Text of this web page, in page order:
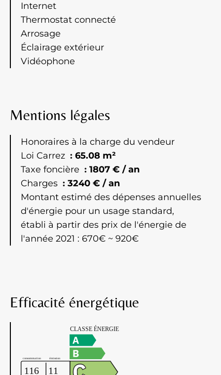
Internet
Thermostat connecté
Arrosage
Éclairage extérieur
Vidéophone
Mentions légales
Honoraires à la charge du vendeur
Loi Carrez
65.08 m²
Taxe foncière
1807 € / an
Charges
3240 € / an
Montant estimé des dépenses annuelles
d'énergie pour un usage standard,
établi à partir des prix de l'énergie de
l'année 2021 : 670€ ~ 920€
Efficacité énergétique